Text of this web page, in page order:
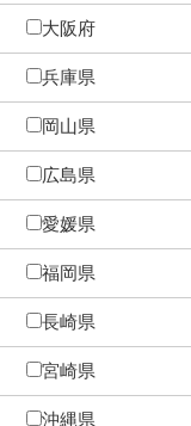
大阪府
兵庫県
岡山県
広島県
愛媛県
福岡県
長崎県
宮崎県
沖縄県